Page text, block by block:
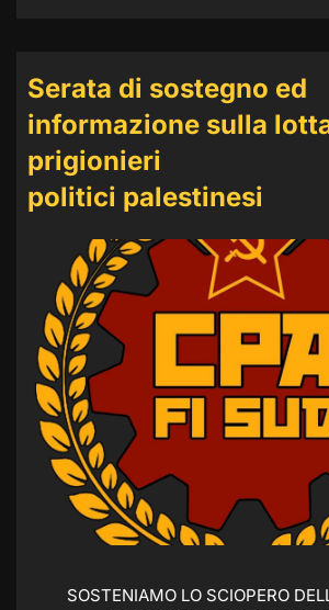
Serata di sostegno ed
informazione sulla
prigionieri
politici palestinesi
SOSTENIAMO LO SCIOPERO